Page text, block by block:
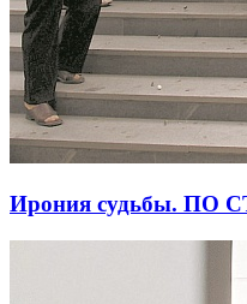
Ирония судьбы.